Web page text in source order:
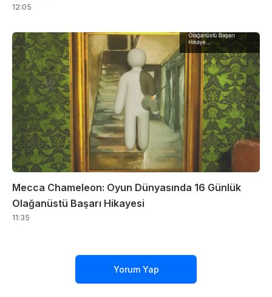
12:05
Mecca Chameleon: Oyun Dünyasında 16 Günlük
Olağanüstü Başarı Hikayesi
11:35
Yorum Yap